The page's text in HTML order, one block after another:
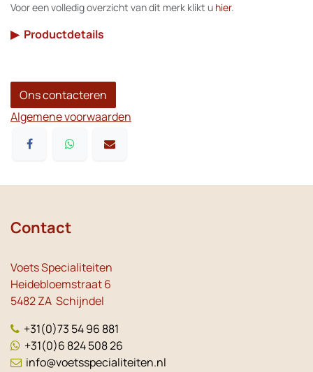
Voor een volledig overzicht van dit merk klikt u hier.
▶ Productdetails
Ons contacteren
Algemene voorwaarden
Contact
Voets Specialiteiten
Heidebloemstraat 6
5482 ZA Schijndel
+31(0)73 54 96 881
+31(0)6 824 508 26
info@voetsspecialiteiten.nl